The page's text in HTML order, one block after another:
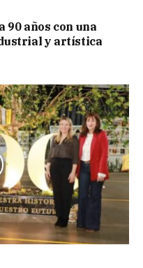
90 años con una
y artística